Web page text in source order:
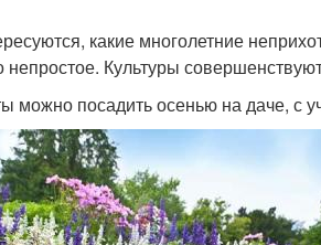
какие многолетние
Культуры
можно посадить осенью на даче, с